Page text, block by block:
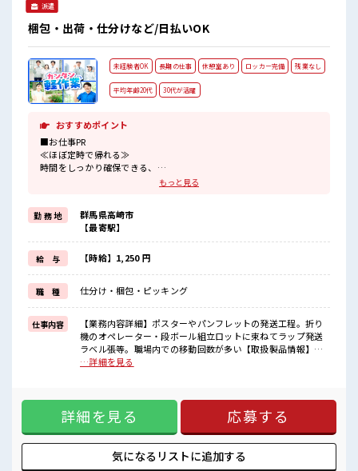
派遣
梱包・出荷・仕分けなど/日払いOK
未経験者OK 長期の仕事 休憩室あり ロッカー完備 残業なし
平均年齢20代 30代が活躍
おすすめポイント
■お仕事PR
≪ほぼ定時で帰れる≫
時間をしっかり確保できる、
≪未経験OKの仕事≫
新しいことにチャレンジするのは不安だけど、
しっかり働く環境が整っています！
イチからスキルUP・ステップUP目指していきましょう！
≪自分に向いている仕事が探せる≫
困った事などがあれば、
担当がしっかりサポートします！
■職場の雰囲気
20代活躍中のフレッシュな職場です☆
休憩室で楽しくランチ♪
時間があれば昼寝もしちゃおう！
ロッカーあり！
もっと見る
勤 務 地
群馬県高崎市
【最寄駅】
給 与 【時給】1,250 円
職 種 仕分け・梱包・ピッキング
仕事内容
【業務内容詳細】ポスターやパンフレットの発送工程。折り
機のオペレーター・段ボール組立ロットに束ねてラップ発送
ラベル張等。職場内での移動回数が多い【取扱製品情報】印
刷物 ■お仕事PR ≪ほぼ定時で帰れる≫ 時間をしっかり確保で
ャレンジするのは不安だけど、 しっかり働く環境が整ってい
ます！ イチからスキルUP・ステップUP目指していきましょ
う！ ≪自分に向いている仕事が探せる≫ 困った事などがあれ
ば、 担当がしっかりサポートします！ ■職場の雰囲気 20代活
躍中のフレッシュな職場です☆ 休憩室で楽しくランチ♪ 時間
があれば昼寝もしちゃおう！ ロッカーあり！ 安心してお仕事
…詳細を見る
詳細を見る 応募する
気になるリストに追加する